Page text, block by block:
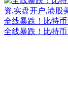
全线暴跌！比特
全线暴跌！比特